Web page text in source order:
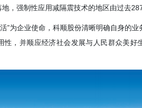
，强制性应用减隔震技术的地区由过去
”为企业使命，科顺股份清晰明确自身的
性，并顺应经济社会发展与人民群众美好